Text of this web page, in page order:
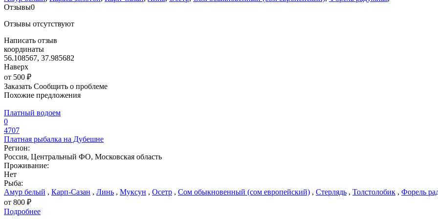
Отзывы0
Отзывы отсутствуют
Написать отзыв
координаты
56.108567, 37.985682
Наверх
от 500 ₽
Заказать Сообщить о проблеме
Похожие предложения
Платный водоем
0
4707
Платная рыбалка на Дубешне
Регион:
Россия, Центральный ФО, Московская область
Проживание:
Нет
Рыба:
Амур белый , Карп-Сазан , Линь , Муксун , Осетр , Сом обыкновенный (сом европейский) , Стерлядь , Толстолобик , Форель
от 800 ₽
Подробнее